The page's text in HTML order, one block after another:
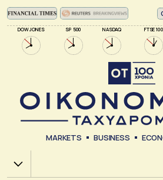
DOW JONES SP 500 NASDAQ FTSE 100
MARKETS BUSINESS
Χ.Α.